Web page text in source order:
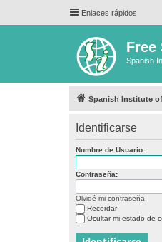
Enlaces rápidos
Free
Spanish
Spanish Institute
Identificarse
Nombre de Usuario:
Contraseña:
Olvidé mi contraseña
Recordar
Ocultar mi estado de